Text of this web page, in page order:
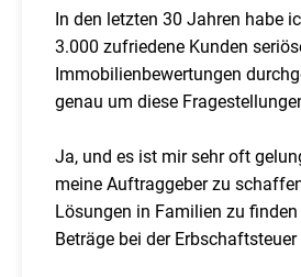
In den letzten 30 Jahren habe
3.000 zufriedene Kunden
Immobilienbewertungen
genau um diese
Ja, und es ist mir sehr oft
meine Auftraggeber zu
Lösungen in Familien zu
Beträge bei der